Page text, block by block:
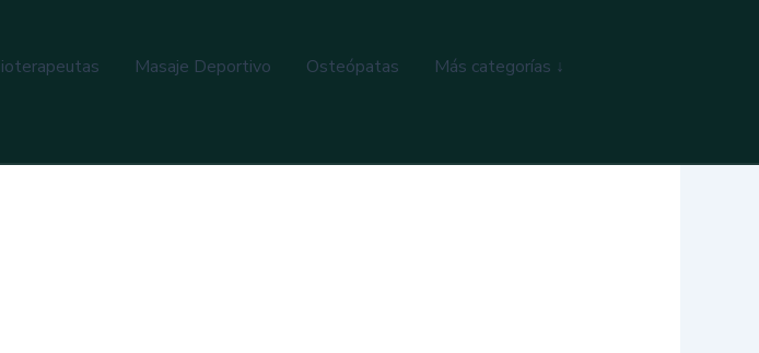
Masaje Deportivo Osteópatas
Más categorías ↓